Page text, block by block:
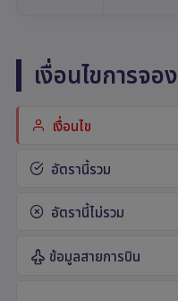
เงื่อนไขการจอ
เงื่อนไข
อัตรานี้รวม
อัตรานี้ไม่รวม
ข้อมูลสายการบิน